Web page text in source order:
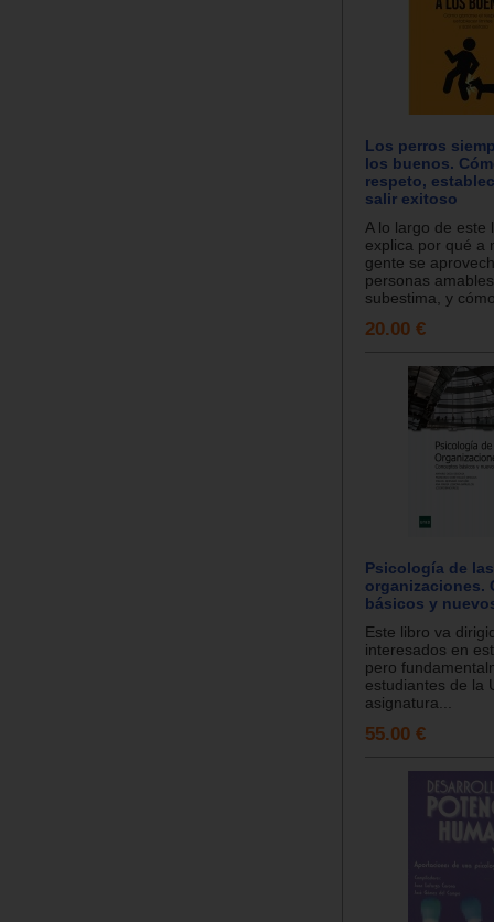
Los perros
los buenos.
respeto,
salir exitoso
A lo largo de este
explica por qué a
gente se
personas
subestima, y
20.00 €
Psicología de las
organizaciones.
básicos y
Este libro va
interesados en
pero
estudiantes de la
asignatura...
55.00 €